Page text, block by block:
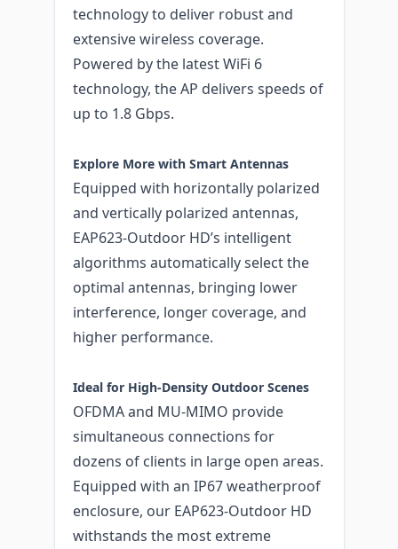
technology to deliver robust and
extensive wireless coverage.
Powered by the latest WiFi 6
technology, the AP delivers speeds of
up to 1.8 Gbps.
Explore More with Smart Antennas
Equipped with horizontally polarized
and vertically polarized antennas,
EAP623-Outdoor HD’s intelligent
algorithms automatically select the
optimal antennas, bringing lower
interference, longer coverage, and
higher performance.
Ideal for High-Density Outdoor Scenes
OFDMA and MU-MIMO provide
simultaneous connections for
dozens of clients in large open areas.
Equipped with an IP67 weatherproof
enclosure, our EAP623-Outdoor HD
withstands the most extreme